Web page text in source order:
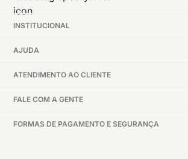
INSTITUCIONAL
AJUDA
ATENDIMENTO AO CLIENTE
FALE COM A GENTE
FORMAS DE PAGAMENTO E SEGURANÇA